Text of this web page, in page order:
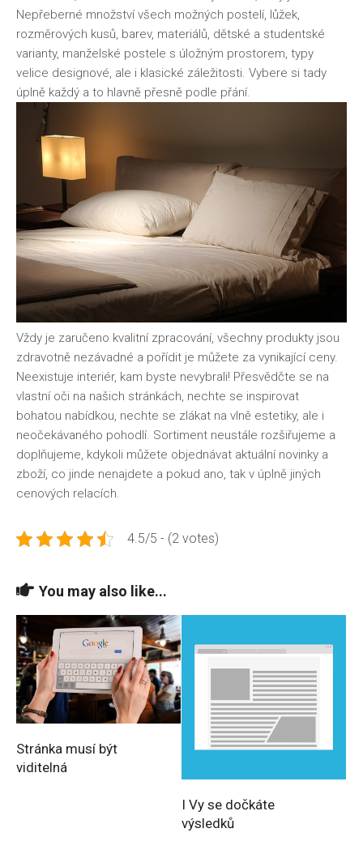
Nepřeberné množství všech možných postelí, lůžek,
rozměrových kusů, barev, materiálů, dětské a studentské
varianty, manželské postele s úložným prostorem, typy
velice designové, ale i klasické záležitosti. Vybere si tady
úplně každý a to hlavně přesně podle přání.
Vždy je zaručeno kvalitní zpracování, všechny produkty jsou
zdravotně nezávadné a pořídit je můžete za vynikající ceny.
Neexistuje interiér, kam byste nevybrali! Přesvědčte se na
vlastní oči na našich stránkách, nechte se inspirovat
bohatou nabídkou, nechte se zlákat na vlně estetiky, ale i
neočekávaného pohodlí. Sortiment neustále rozšiřujeme a
doplňujeme, kdykoli můžete objednávat aktuální novinky a
zboží, co jinde nenajdete a pokud ano, tak v úplně jiných
cenových relacích.
4.5/5 - (2 votes)
You may also like...
Stránka musí být
viditelná
I Vy se dočkáte
výsledků